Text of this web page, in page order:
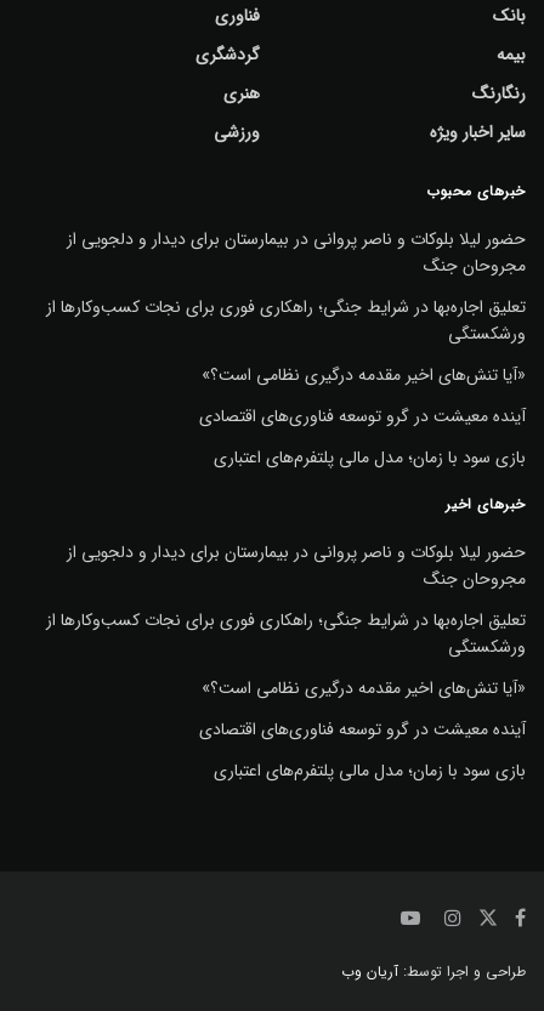
بانک
بیمه
رنگارنگ
سایر اخبار ویژه
فناوری
گردشگری
هنری
ورزشی
خبرهای محبوب
حضور لیلا بلوکات و ناصر پروانی در بیمارستان برای دیدار و دلجویی از
مجروحان جنگ
تعلیق اجاره‌بها در شرایط جنگی؛ راهکاری فوری برای نجات کسب‌وکارها از
ورشکستگی
«آیا تنش‌های اخیر مقدمه درگیری نظامی است؟»
آینده معیشت در گرو توسعه فناوری‌های اقتصادی
بازی سود با زمان؛ مدل مالی پلتفرم‌های اعتباری
خبرهای اخیر
حضور لیلا بلوکات و ناصر پروانی در بیمارستان برای دیدار و دلجویی از
مجروحان جنگ
تعلیق اجاره‌بها در شرایط جنگی؛ راهکاری فوری برای نجات کسب‌وکارها از
ورشکستگی
«آیا تنش‌های اخیر مقدمه درگیری نظامی است؟»
آینده معیشت در گرو توسعه فناوری‌های اقتصادی
بازی سود با زمان؛ مدل مالی پلتفرم‌های اعتباری
طراحی و اجرا توسط: آریان وب